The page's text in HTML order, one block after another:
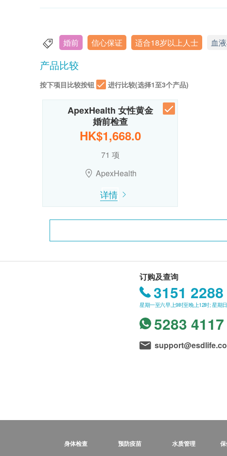
婚前 信心保证 适合18岁以上人士 血
产品比较
按下项目比较按钮 进行比较(选择1至3个产品)
ApexHealth 女性黄金
婚前检查
HK$1,668.0
71 项
ApexHealth
详情
订购及查询
3151 2288
星期一至六早上9时至晚上12时; 星期
5283 4117
身体检查 预防疫苗 水质管理